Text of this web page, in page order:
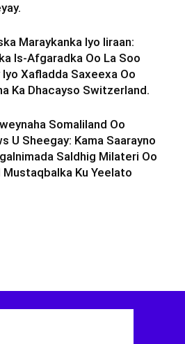
Maraykanka Iyo Iiraan:
Is-Afgaradka Oo La Soo
Iyo Xafladda Saxeexa Oo
Ka Dhacayso Switzerland.
Somaliland Oo
U Sheegay: Kama Saarayno
Saldhig Milateri Oo
Mustaqbalka Ku Yeelato